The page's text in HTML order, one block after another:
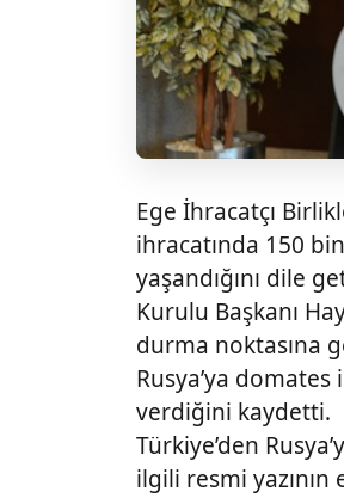
Ege İhracatçı
ihracatında 150
yaşandığını dile
Kurulu Başkanı
durma noktasına
Rusya’ya domates
verdiğini kaydetti.
Türkiye’den
ilgili resmi yazının